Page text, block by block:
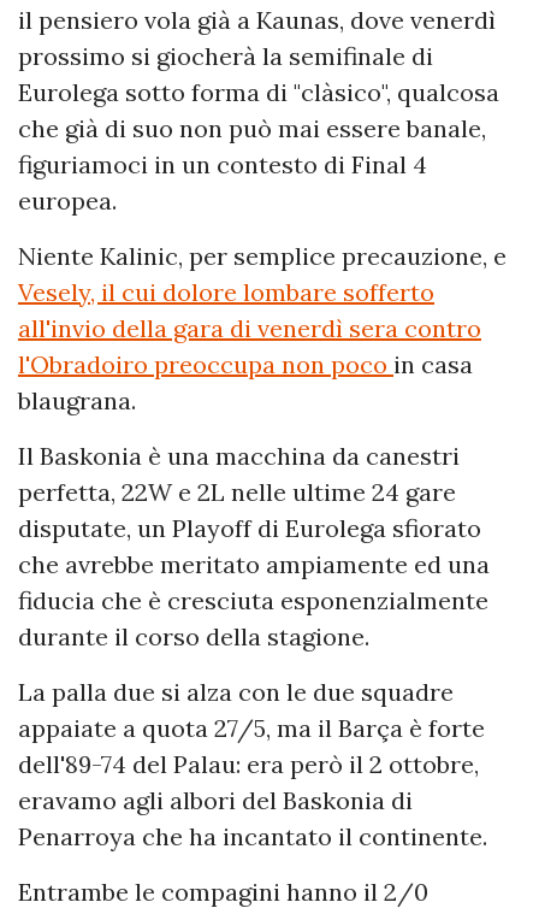
il pensiero vola già a Kaunas, dove venerdì
prossimo si giocherà la semifinale di
Eurolega sotto forma di "clàsico", qualcosa
che già di suo non può mai essere banale,
figuriamoci in un contesto di Final 4
europea.
Niente Kalinic, per semplice precauzione, e
Vesely, il cui dolore lombare sofferto
all'invio della gara di venerdì sera contro
l'Obradoiro preoccupa non poco in casa
blaugrana.
Il Baskonia è una macchina da canestri
perfetta, 22W e 2L nelle ultime 24 gare
disputate, un Playoff di Eurolega sfiorato
che avrebbe meritato ampiamente ed una
fiducia che è cresciuta esponenzialmente
durante il corso della stagione.
La palla due si alza con le due squadre
appaiate a quota 27/5, ma il Barça è forte
dell'89-74 del Palau: era però il 2 ottobre,
eravamo agli albori del Baskonia di
Penarroya che ha incantato il continente.
Entrambe le compagini hanno il 2/0